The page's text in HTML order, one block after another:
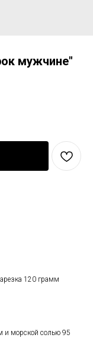
мужчине"
120 грамм
и морской солью 95